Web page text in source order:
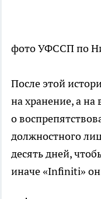
фото УФССП по
После этой
на хранение, а на
о
должностного
десять дней,
иначе «Infiniti»